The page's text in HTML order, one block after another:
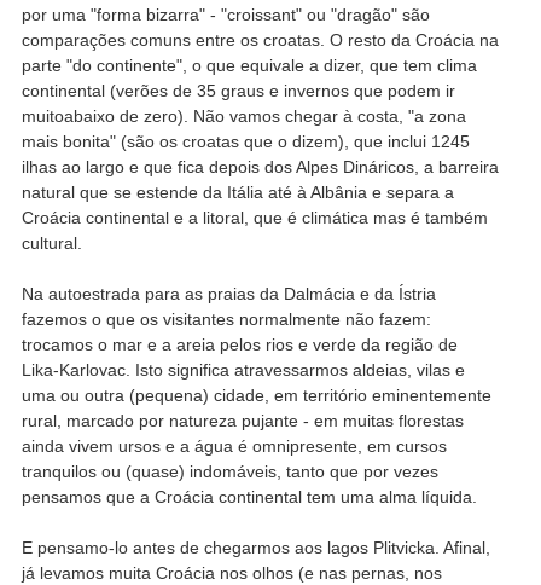
por uma "forma bizarra" - "croissant" ou "dragão" são
comparações comuns entre os croatas. O resto da Croácia na
parte "do continente", o que equivale a dizer, que tem clima
continental (verões de 35 graus e invernos que podem ir
muitoabaixo de zero). Não vamos chegar à costa, "a zona
mais bonita" (são os croatas que o dizem), que inclui 1245
ilhas ao largo e que fica depois dos Alpes Dináricos, a barreira
natural que se estende da Itália até à Albânia e separa a
Croácia continental e a litoral, que é climática mas é também
cultural.
Na autoestrada para as praias da Dalmácia e da Ístria
fazemos o que os visitantes normalmente não fazem:
trocamos o mar e a areia pelos rios e verde da região de
Lika-Karlovac. Isto significa atravessarmos aldeias, vilas e
uma ou outra (pequena) cidade, em território eminentemente
rural, marcado por natureza pujante - em muitas florestas
ainda vivem ursos e a água é omnipresente, em cursos
tranquilos ou (quase) indomáveis, tanto que por vezes
pensamos que a Croácia continental tem uma alma líquida.
E pensamo-lo antes de chegarmos aos lagos Plitvicka. Afinal,
já levamos muita Croácia nos olhos (e nas pernas, nos